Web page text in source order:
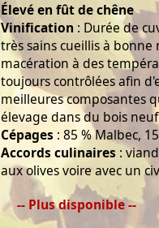
Élevé en fût de chêne
Vinification : Durée de
très sains cueillis à
macération à des
toujours contrôlées afin
meilleures composantes
élevage dans du bois
Cépages : 85 % Malbec,
Accords culinaires :
aux olives voire avec un
-- Plus disponible --